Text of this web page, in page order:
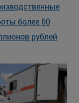
более 60
рублей